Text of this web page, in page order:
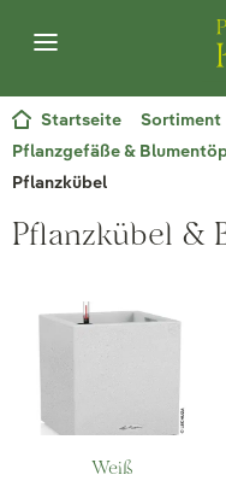
Startseite Sortiment
Pflanzgefäße &
Pflanzkübel
Pflanzkübel &
Weiß